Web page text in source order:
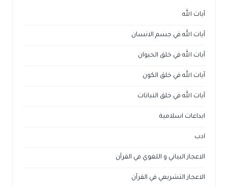
آيات الله
آيات الله في جسم الانسان
آيات الله في خلق الحيوان
آيات الله في خلق الكون
آيات الله في خلق النباتات
ابداعات اسلامية
ادب
الاعجاز البياني و اللغوي في القرآن
الاعجاز التشريعي في القرآن